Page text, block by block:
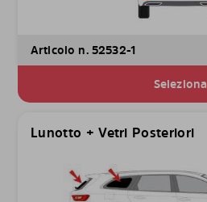
Articolo n. 52532-1
Seleziona
Lunotto + Vetri Posteriori